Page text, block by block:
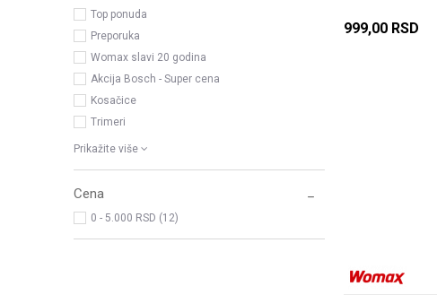
Top ponuda
Preporuka
Womax slavi 20 godina
Akcija Bosch - Super cena
Kosačice
Trimeri
Prikažite više
Cena
0 - 5.000 RSD (12)
999,00 RSD